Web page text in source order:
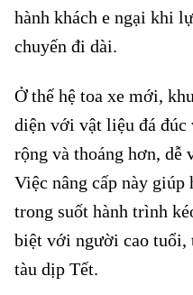
hành khách e ngại khi
chuyến đi dài.
Ở thế hệ toa xe mới,
diện với vật liệu đá đúc
rộng và thoáng hơn, dễ
Việc nâng cấp này giúp
trong suốt hành trình
biệt với người cao tuổi,
tàu dịp Tết.